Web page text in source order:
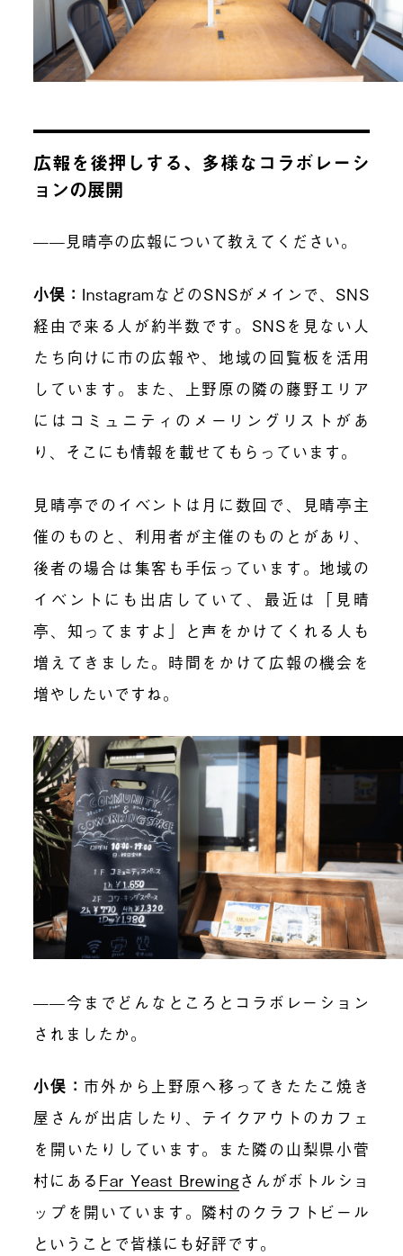
広報を後押しする、多様なコラボレーシ
ョンの展開
——見晴亭の広報について教えてください。
小俣： InstagramなどのSNSがメインで、SNS
経由で来る人が約半数です。SNSを見ない人
たち向けに市の広報や、地域の回覧板を活用
しています。また、上野原の隣の藤野エリア
にはコミュニティのメーリングリストがあ
り、そこにも情報を載せてもらっています。
見晴亭でのイベントは月に数回で、見晴亭主
催のものと、利用者が主催のものとがあり、
後者の場合は集客も手伝っています。地域の
イベントにも出店していて、最近は「見晴
亭、知ってますよ」と声をかけてくれる人も
増えてきました。時間をかけて広報の機会を
増やしたいですね。
——今までどんなところとコラボレーション
されましたか。
小俣： 市外から上野原へ移ってきたたこ焼き
屋さんが出店したり、テイクアウトのカフェ
を開いたりしています。また隣の山梨県小菅
村にある Far Yeast Brewingさんがボトルショ
ップを開いています。隣村のクラフトビール
ということで皆様にも好評です。